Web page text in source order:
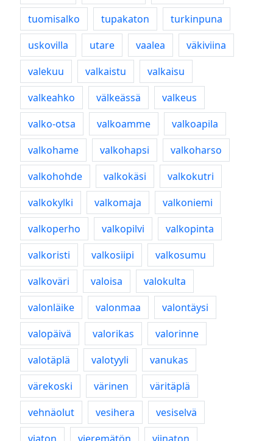
tuomisalko
tupakaton
turkinpuna
uskovilla
utare vaalea
väkiviina
valekuu
valkaistu
valkaisu
valkeahko
välkeässä
valkeus
valko-otsa
valkoamme
valkoapila
valkohame
valkohapsi
valkoharso
valkohohde
valkokäsi
valkokutri
valkokylki
valkomaja
valkoniemi
valkoperho
valkopilvi
valkopinta
valkoristi
valkosiipi
valkosumu
valkoväri
valoisa
valokulta
valonläike
valonmaa
valontäysi
valopäivä
valorikas
valorinne
valotäplä
valotyyli
vanukas
värekoski
värinen
väritäplä
vehnäolut
vesihera
vesiselvä